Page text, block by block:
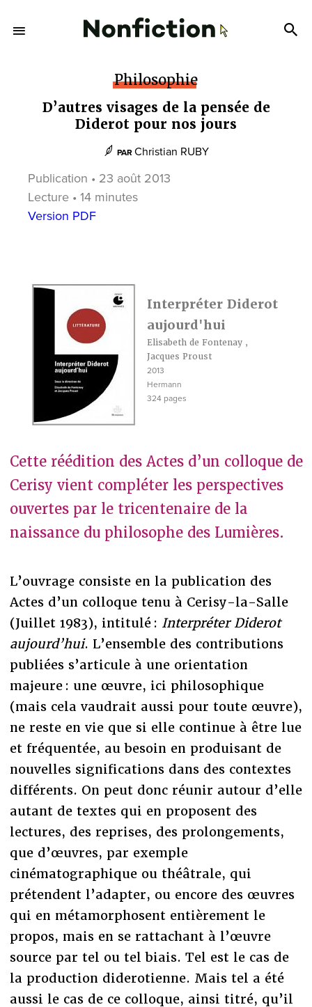
Philosophie
D’autres visages de la pensée de
Diderot pour nos jours
PAR Christian RUBY
Publication • 23 août 2013
Lecture • 14 minutes
Version PDF
Interpréter Diderot
aujourd'hui
Elisabeth de Fontenay,
Jacques Proust
2013
Hermann
324 pages
Cette réédition des Actes d’un colloque de
Cerisy vient compléter les perspectives
ouvertes par le tricentenaire de la
naissance du philosophe des Lumières.
L’ouvrage consiste en la publication des
Actes d’un colloque tenu à Cerisy-la-Salle
(Juillet 1983), intitulé : Interpréter Diderot
aujourd’hui. L’ensemble des contributions
publiées s’articule à une orientation
majeure : une œuvre, ici philosophique
(mais cela vaudrait aussi pour toute œuvre),
ne reste en vie que si elle continue à être lue
et fréquentée, au besoin en produisant de
nouvelles significations dans des contextes
différents. On peut donc réunir autour d’elle
autant de textes qui en proposent des
lectures, des reprises, des prolongements,
que d’œuvres, par exemple
cinématographique ou théâtrale, qui
prétendent l’adapter, ou encore des œuvres
qui en métamorphosent entièrement le
propos, mais en se rattachant à l’œuvre
source par tel ou tel biais. Tel est le cas de
la production diderotienne. Mais tel a été
aussi le cas de ce colloque, ainsi titré, qu’il